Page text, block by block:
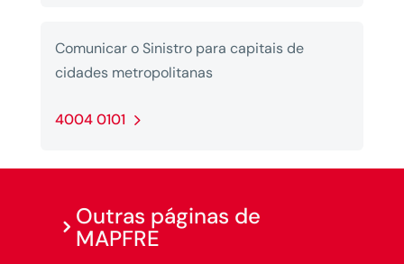
Comunicar o Sinistro para capitais de
cidades metropolitanas
4004 0101
Outras páginas de
MAPFRE